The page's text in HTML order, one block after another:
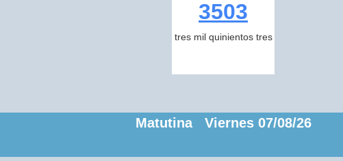
3503
tres mil quinientos tres
Matutina Viernes 07/08/26